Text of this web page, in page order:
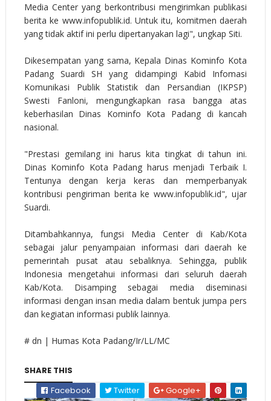
Media Center yang berkontribusi mengirimkan publikasi
berita ke www.infopublik.id. Untuk itu, komitmen daerah
yang tidak aktif ini perlu dipertanyakan lagi", ungkap Siti.
Dikesempatan yang sama, Kepala Dinas Kominfo Kota
Padang Suardi SH yang didampingi Kabid Infomasi
Komunikasi Publik Statistik dan Persandian (IKPSP)
Swesti Fanloni, mengungkapkan rasa bangga atas
keberhasilan Dinas Kominfo Kota Padang di kancah
nasional.
"Prestasi gemilang ini harus kita tingkat di tahun ini.
Dinas Kominfo Kota Padang harus menjadi Terbaik I.
Tentunya dengan kerja keras dan memperbanyak
kontribusi pengiriman berita ke www.infopublik.id", ujar
Suardi.
Ditambahkannya, fungsi Media Center di Kab/Kota
sebagai jalur penyampaian informasi dari daerah ke
pemerintah pusat atau sebaliknya. Sehingga, publik
Indonesia mengetahui informasi dari seluruh daerah
Kab/Kota. Disamping sebagai media diseminasi
informasi dengan insan media dalam bentuk jumpa pers
dan kegiatan informasi publik lainnya.
# dn | Humas Kota Padang/Ir/LL/MC
SHARE THIS
Facebook
Twitter Google+